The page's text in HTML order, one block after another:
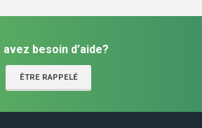
avez besoin d’aide?
ÊTRE RAPPELÉ